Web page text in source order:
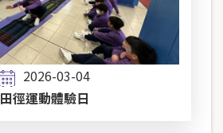
2026-03-04
田徑運動體驗日